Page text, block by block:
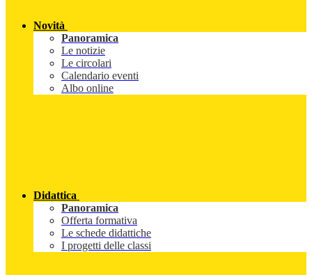
Novità
Panoramica
Le notizie
Le circolari
Calendario eventi
Albo online
Didattica
Panoramica
Offerta formativa
Le schede didattiche
I progetti delle classi